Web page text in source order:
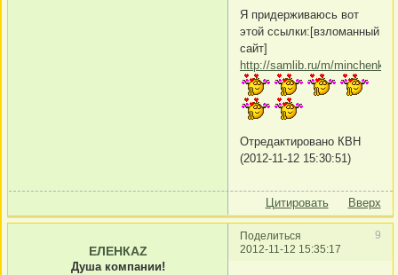
Я придерживаюсь вот
этой ссылки:[взломанный
сайт]
http://samlib.ru/m/
Отредактировано КВН
(2012-11-12 15:30:51)
Цитировать Вверх
Поделиться
9
2012-11-12 15:35:17
ЕЛЕНКАZ
Душа компании!